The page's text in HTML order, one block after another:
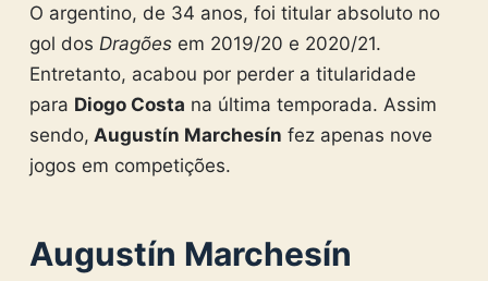
O argentino, de 34 anos, foi titular absoluto no
gol dos Dragõesem 2019/20 e 2020/21.
Entretanto, acabou por perder a titularidade
para Diogo Costa na última temporada. Assim
sendo, Augustín Marchesín fez apenas nove
jogos em competições.
Augustín Marchesín